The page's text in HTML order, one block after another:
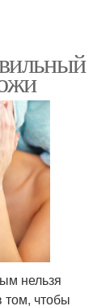
нельзя
том, чтобы